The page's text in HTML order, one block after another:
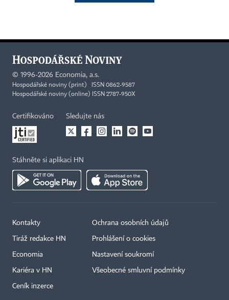
© 1996-2026 Economia, a.s.
Hospodářské noviny (print) ISSN 0862-9587
Hospodářské noviny (online) ISSN 2787-950X
Certifikováno Sledujte nás
Stáhněte si aplikaci HN
Kontakty
Tiráž redakce HN
Economia
Kariéra v HN
Ceník inzerce
Ochrana osobních údajů
Prohlášení o cookies
Nastavení soukromí
Všeobecné smluvní podmínky